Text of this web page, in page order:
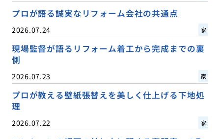
プロが語る誠実なリフォーム会社の共通点
2026.07.24 家
現場監督が語るリフォーム着工から完成までの裏
側
2026.07.23 家
プロが教える壁紙張替えを美しく仕上げる下地処
理
2026.07.22 家